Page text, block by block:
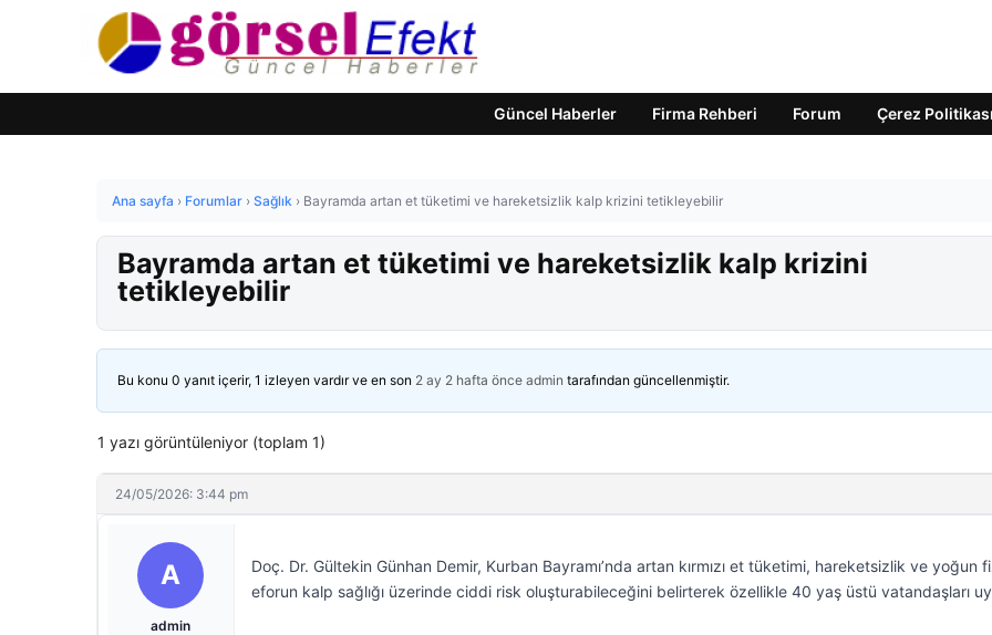
Güncel Haberler Firma Rehberi Forum Çerez Politikası
Ana sayfa › Forumlar › Sağlık › Bayramda artan et tüketimi ve hareketsizlik kalp krizini tetikleyebilir
Bayramda artan et tüketimi ve hareketsizlik kalp krizini
tetikleyebilir
Bu konu 0 yanıt içerir, 1 izleyen vardır ve en son 2 ay 2 hafta önce admin tarafından güncellenmiştir.
1 yazı görüntüleniyor (toplam 1)
24/05/2026: 3:44 pm
A
admin
Doç. Dr. Gültekin Günhan Demir, Kurban Bayramı’nda artan kırmızı et tüketimi, hareketsizlik ve yoğun
eforun kalp sağlığı üzerinde ciddi risk oluşturabileceğini belirterek özellikle 40 yaş üstü vatandaşları